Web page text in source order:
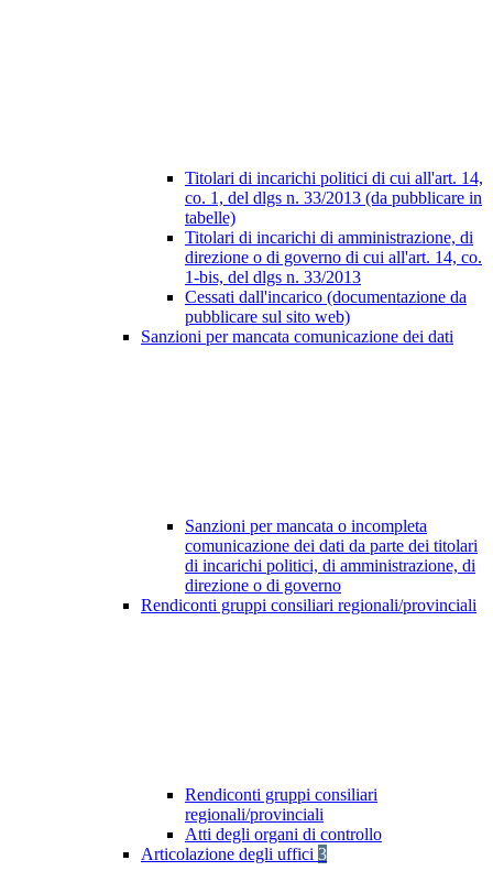
Titolari di incarichi politici di cui all'art. 14,
co. 1, del dlgs n. 33/2013 (da pubblicare in
tabelle)
Titolari di incarichi di amministrazione, di
direzione o di governo di cui all'art. 14, co.
1-bis, del dlgs n. 33/2013
Cessati dall'incarico (documentazione da
pubblicare sul sito web)
Sanzioni per mancata comunicazione dei dati
Sanzioni per mancata o incompleta
comunicazione dei dati da parte dei titolari
di incarichi politici, di amministrazione, di
direzione o di governo
Rendiconti gruppi consiliari regionali/provinciali
Rendiconti gruppi consiliari
regionali/provinciali
Atti degli organi di controllo
Articolazione degli uffici 3